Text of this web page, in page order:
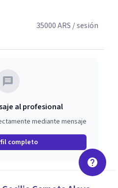
Si algo de lo que
35000ARS / sesión
al profesional
mediante mensaje
completo